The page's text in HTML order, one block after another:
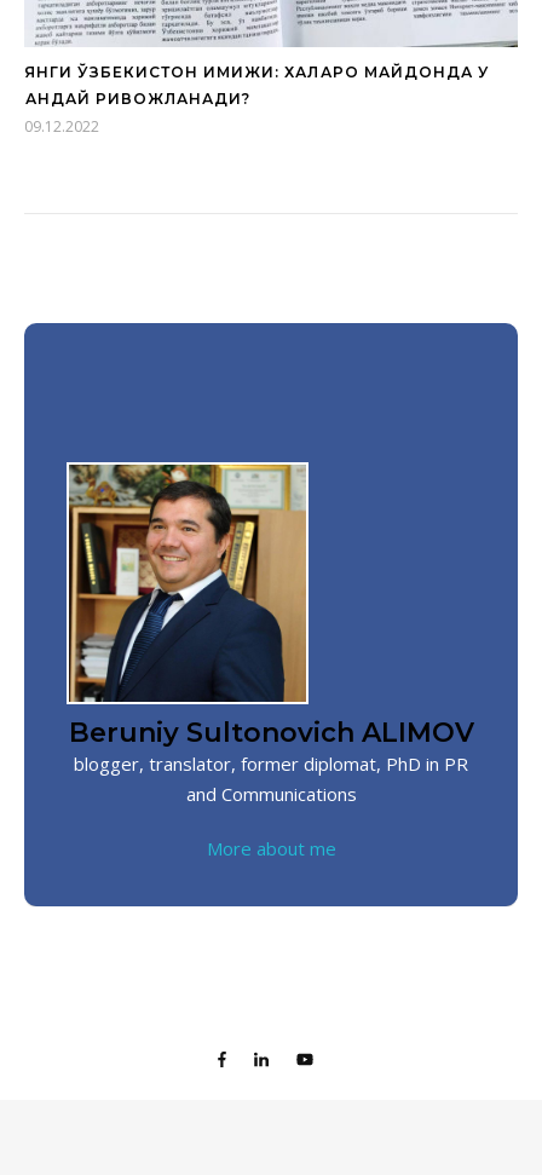
ЯНГИ ЎЗБЕКИСТОН ИМИЖИ: ХАЛҚАРО МАЙДОНДА У
ҚАНДАЙ РИВОЖЛАНАДИ?
09.12.2022
Beruniy Sultonovich ALIMOV
blogger, translator, former diplomat, PhD in PR
and Communications
More about me